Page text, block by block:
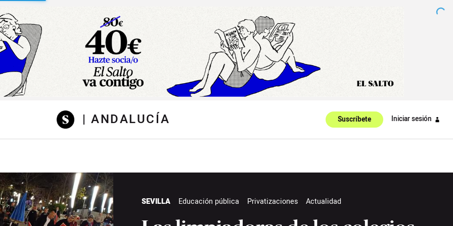
| ANDALUCÍA Suscríbete Iniciar sesión
SEVILLA Educación pública Privatizaciones Actualidad